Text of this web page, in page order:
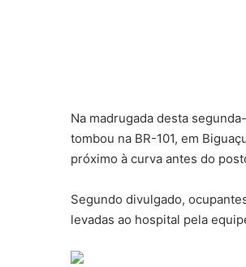
Na madrugada desta
tombou na BR-101, em
próximo à curva antes do
Segundo divulgado,
levadas ao hospital pela